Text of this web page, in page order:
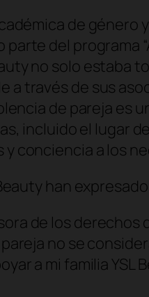
de género
del programa
no solo
a través de sus
de pareja es
incluido el lugar
conciencia a los
han
de los derechos
no se
a mi familia